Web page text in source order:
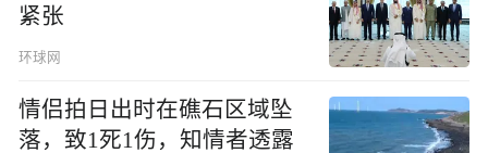
紧张
环球网
情侣拍日出时在礁石区域坠
落，致1死1伤，知情者透露